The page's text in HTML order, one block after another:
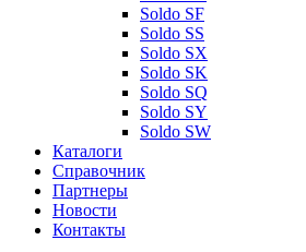
Soldo SF
Soldo SS
Soldo SX
Soldo SK
Soldo SQ
Soldo SY
Soldo SW
Каталоги
Справочник
Партнеры
Новости
Контакты